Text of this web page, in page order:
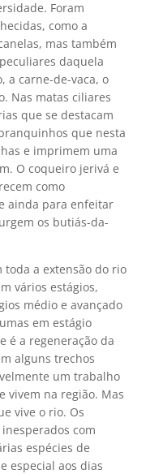
Foram
como a
mas também
daquela
a carne-de-vaca, o
Nas matas ciliares
que se destacam
que nesta
e imprimem uma
O coqueiro jerivá e
como
ainda para enfeitar
os butiás-da-
a extensão do rio
vários estágios,
médio e avançado
em estágio
é a regeneração da
alguns trechos
um trabalho
vivem na região. Mas
vive o rio. Os
com
espécies de
especial aos dias